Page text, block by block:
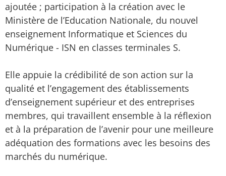
ajoutée ; participation à la création avec le
Ministère de l’Education Nationale, du nouvel
enseignement Informatique et Sciences du
Numérique - ISN en classes terminales S.
Elle appuie la crédibilité de son action sur la
qualité et l’engagement des établissements
d’enseignement supérieur et des entreprises
membres, qui travaillent ensemble à la réflexion
et à la préparation de l’avenir pour une meilleure
adéquation des formations avec les besoins des
marchés du numérique.